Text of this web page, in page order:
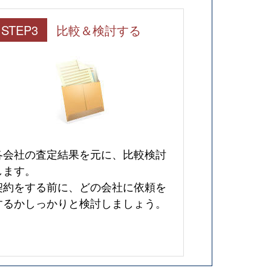
STEP3 比較＆検討する
会社の査定結果を元に、比較検討
す。
約をする前に、どの会社に依頼を
かしっかりと検討しましょう。